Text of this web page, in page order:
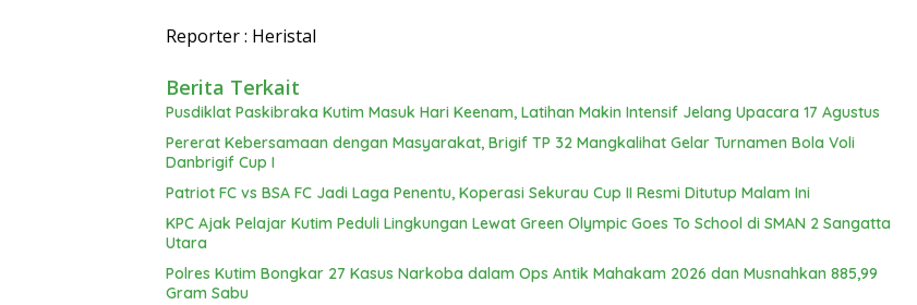
Reporter : Heristal
Berita Terkait
Pusdiklat Paskibraka Kutim Masuk Hari Keenam, Latihan Makin Intensif Jelang Upacara 17 Agustus
Pererat Kebersamaan dengan Masyarakat, Brigif TP 32 Mangkalihat Gelar Turnamen Bola Voli
Danbrigif Cup I
Patriot FC vs BSA FC Jadi Laga Penentu, Koperasi Sekurau Cup II Resmi Ditutup Malam Ini
KPC Ajak Pelajar Kutim Peduli Lingkungan Lewat Green Olympic Goes To School di SMAN 2 Sangatta
Utara
Polres Kutim Bongkar 27 Kasus Narkoba dalam Ops Antik Mahakam 2026 dan Musnahkan 885,99
Gram Sabu